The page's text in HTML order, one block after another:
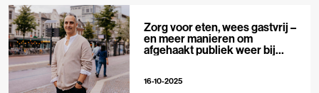
Zorg voor eten, wees gastvrij –
en meer manieren om
afgehaakt publiek weer bij
16-10-2025